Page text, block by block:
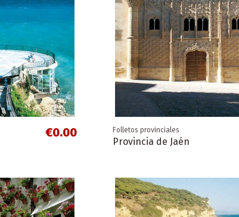
€0.00 Folletos provinciales
Provincia de Jaén